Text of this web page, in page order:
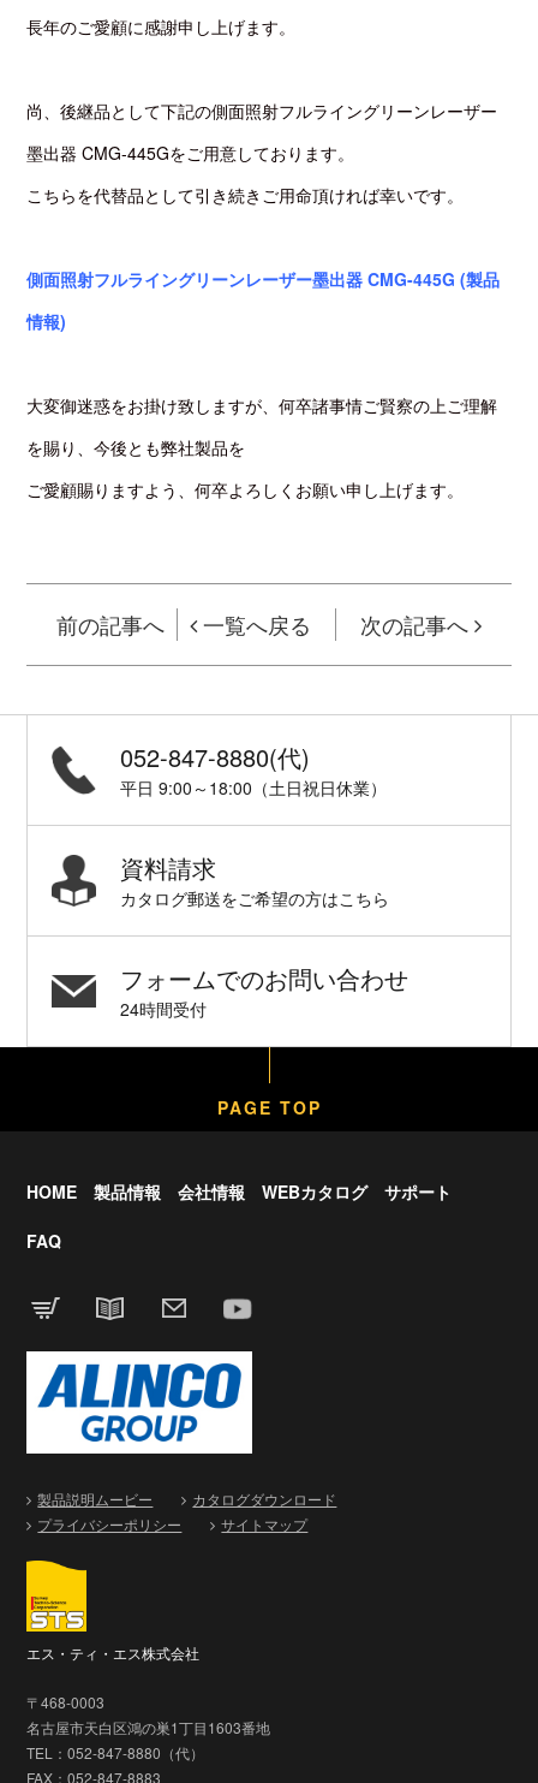
長年のご愛顧に感謝申し上げます。
尚、後継品として下記の側面照射フルライングリーンレーザー
墨出器 CMG-445Gをご用意しております。
こちらを代替品として引き続きご用命頂ければ幸いです。
側面照射フルライングリーンレーザー墨出器 CMG-445G (製品
情報)
大変御迷惑をお掛け致しますが、何卒諸事情ご賢察の上ご理解
を賜り、今後とも弊社製品を
ご愛顧賜りますよう、何卒よろしくお願い申し上げます。
前の記事へ 一覧へ戻る 次の記事へ
052-847-8880(代)
平日 9:00～18:00（土日祝日休業）
資料請求
カタログ郵送をご希望の方はこちら
フォームでのお問い合わせ
24時間受付
PAGE TOP
HOME 製品情報 会社情報 WEBカタログ サポート
FAQ
製品説明ムービー
カタログダウンロード
プライバシーポリシー
サイトマップ
エス・ティ・エス株式会社
〒468-0003
名古屋市天白区鴻の巣1丁目1603番地
TEL：052-847-8880（代）
FAX：052-847-8883